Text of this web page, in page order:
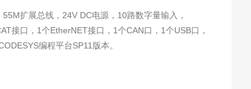
接口，1个EtherNET接口，1个CAN口，1个USB口，
编程平台SP11版本。